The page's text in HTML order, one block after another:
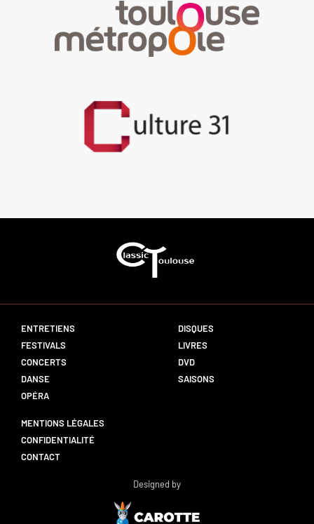
ENTRETIENS
FESTIVALS
CONCERTS
DANSE
OPÉRA
DISQUES
LIVRES
DVD
SAISONS
MENTIONS LÉGALES
CONFIDENTIALITÉ
CONTACT
Designed by